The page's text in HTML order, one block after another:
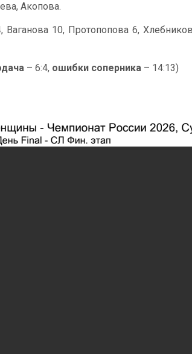
Акопова.
10, Протопопова 6,
– 6:4, ошибки соперника – 14:13)